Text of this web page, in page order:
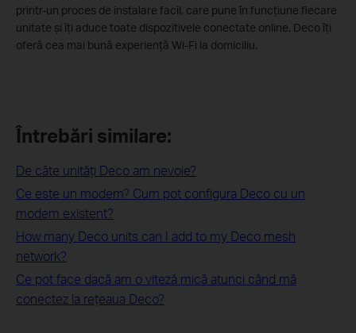
printr-un proces de instalare facil, care pune în funcțiune fiecare
unitate și îți aduce toate dispozitivele conectate online. Deco îți
oferă cea mai bună experiență Wi-Fi la domiciliu.
Întrebări similare:
De câte unități Deco am nevoie?
Ce este un modem? Cum pot configura Deco cu un
modem existent?
How many Deco units can I add to my Deco mesh
network?
Ce pot face dacă am o viteză mică atunci când mă
conectez la rețeaua Deco?